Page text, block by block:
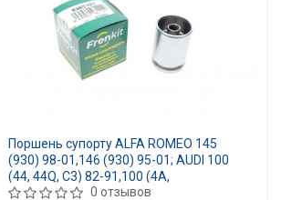
Поршень супорту ALFA ROMEO 145
(930) 98-01,146 (930) 95-01; AUDI 100
(44, 44Q, C3) 82-91,100 (4A,
0 отзывов